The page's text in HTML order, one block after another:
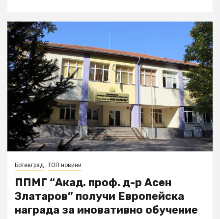
Ботевград ТОП новини
ППМГ “Акад. проф. д-р Асен
Златаров” получи Европейска
награда за иновативно обучение